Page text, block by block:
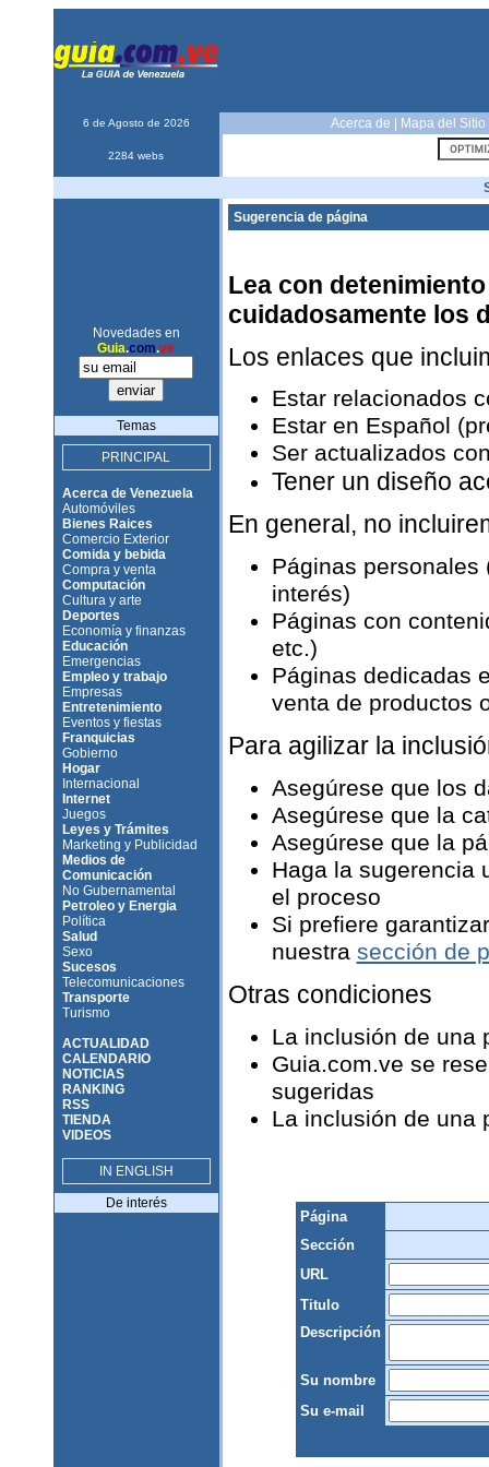
6 de Agosto de 2026 Acerca de Mapa del Sitio
2284 webs
Novedades en
Guia.com.ve
Temas
PRINCIPAL
Acerca de Venezuela
Automóviles
Bienes Raices
Comercio Exterior
Comida y bebida
Compra y venta
Computación
Cultura y arte
Deportes
Economía y finanzas
Educación
Emergencias
Empleo y trabajo
Empresas
Entretenimiento
Eventos y fiestas
Franquicias
Gobierno
Hogar
Internacional
Internet
Juegos
Leyes y Trámites
Marketing y Publicidad
Medios de
Comunicación
No Gubernamental
Petroleo y Energia
Política
Salud
Sexo
Sucesos
Telecomunicaciones
Transporte
Turismo
ACTUALIDAD
CALENDARIO
NOTICIAS
RANKING
RSS
TIENDA
VIDEOS
IN ENGLISH
De interés
Sugerencia de página
Lea con
cuidadosamente los
Los enlaces que
Estar relacionados
Estar en Español
Ser actualizados
Tener un diseño
En general, no
Páginas personales
interés)
Páginas con
etc.)
Páginas dedicadas
venta de productos
Para agilizar la
Asegúrese que los
Asegúrese que la
Asegúrese que la
Haga la sugerencia
el proceso
Si prefiere
nuestra sección de
Otras condiciones
La inclusión de una
Guia.com.ve se
sugeridas
La inclusión de una
Página
Sección
URL
Titulo
Descripción
Su nombre
Su e-mail